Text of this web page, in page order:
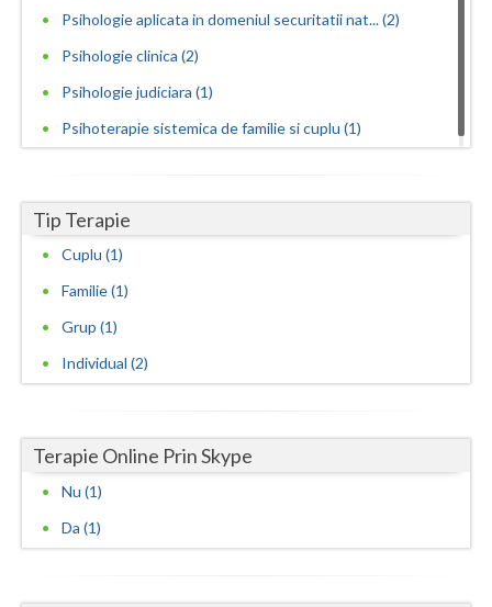
Psihologie aplicata in domeniul securitatii nat... (2)
Psihologie clinica (2)
Psihologie judiciara (1)
Psihoterapie sistemica de familie si cuplu (1)
Tip Terapie
Cuplu (1)
Familie (1)
Grup (1)
Individual (2)
Terapie Online Prin Skype
Nu (1)
Da (1)